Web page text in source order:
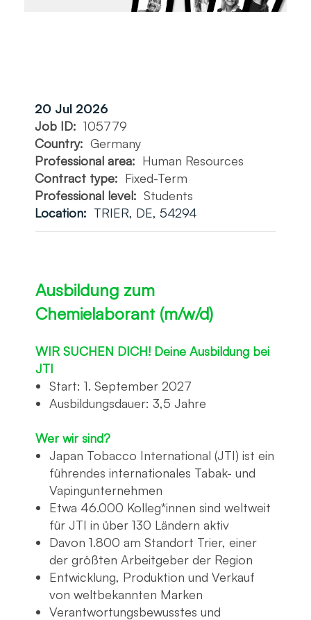
20 Jul 2026
Job ID: 105779
Country: Germany
Professional area: Human Resources
Contract type: Fixed-Term
Professional level: Students
Location: TRIER, DE, 54294
Ausbildung zum
Chemielaborant (m/w/d)
WIR SUCHEN DICH! Deine Ausbildung bei
JTI
Start: 1. September 2027
Ausbildungsdauer: 3,5 Jahre
Wer wir sind?
Japan Tobacco International (JTI) ist ein
führendes internationales Tabak- und
Vapingunternehmen
Etwa 46.000 Kolleg*innen sind weltweit
für JTI in über 130 Ländern aktiv
Davon 1.800 am Standort Trier, einer
der größten Arbeitgeber der Region
Entwicklung, Produktion und Verkauf
von weltbekannten Marken
Verantwortungsbewusstes und